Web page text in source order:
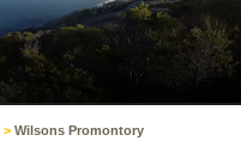
> Wilsons Promontory